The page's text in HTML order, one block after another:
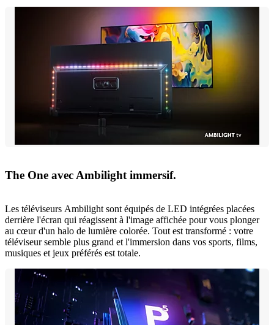
The One avec Ambilight immersif.
Les téléviseurs Ambilight sont équipés de LED intégrées placées
derrière l'écran qui réagissent à l'image affichée pour vous plonger
au cœur d'un halo de lumière colorée. Tout est transformé : votre
téléviseur semble plus grand et l'immersion dans vos sports, films,
musiques et jeux préférés est totale.